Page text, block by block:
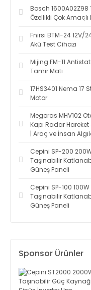
Bosch 1600A02Z98
Özellikli Çok Amaçlı
Fnirsi BTM-24 12V/
Akü Test Cihazı
Mijing FM-11
Tamir Matı
17HS3401 Nema 17
Motor
Megoras MHV102
Kapı Radar
| Araç ve İnsan
Cepini SP-200
Taşınabilir
Güneş Paneli
Cepini SP-100 100W
Taşınabilir
Güneş Paneli
Sponsor Ürünler